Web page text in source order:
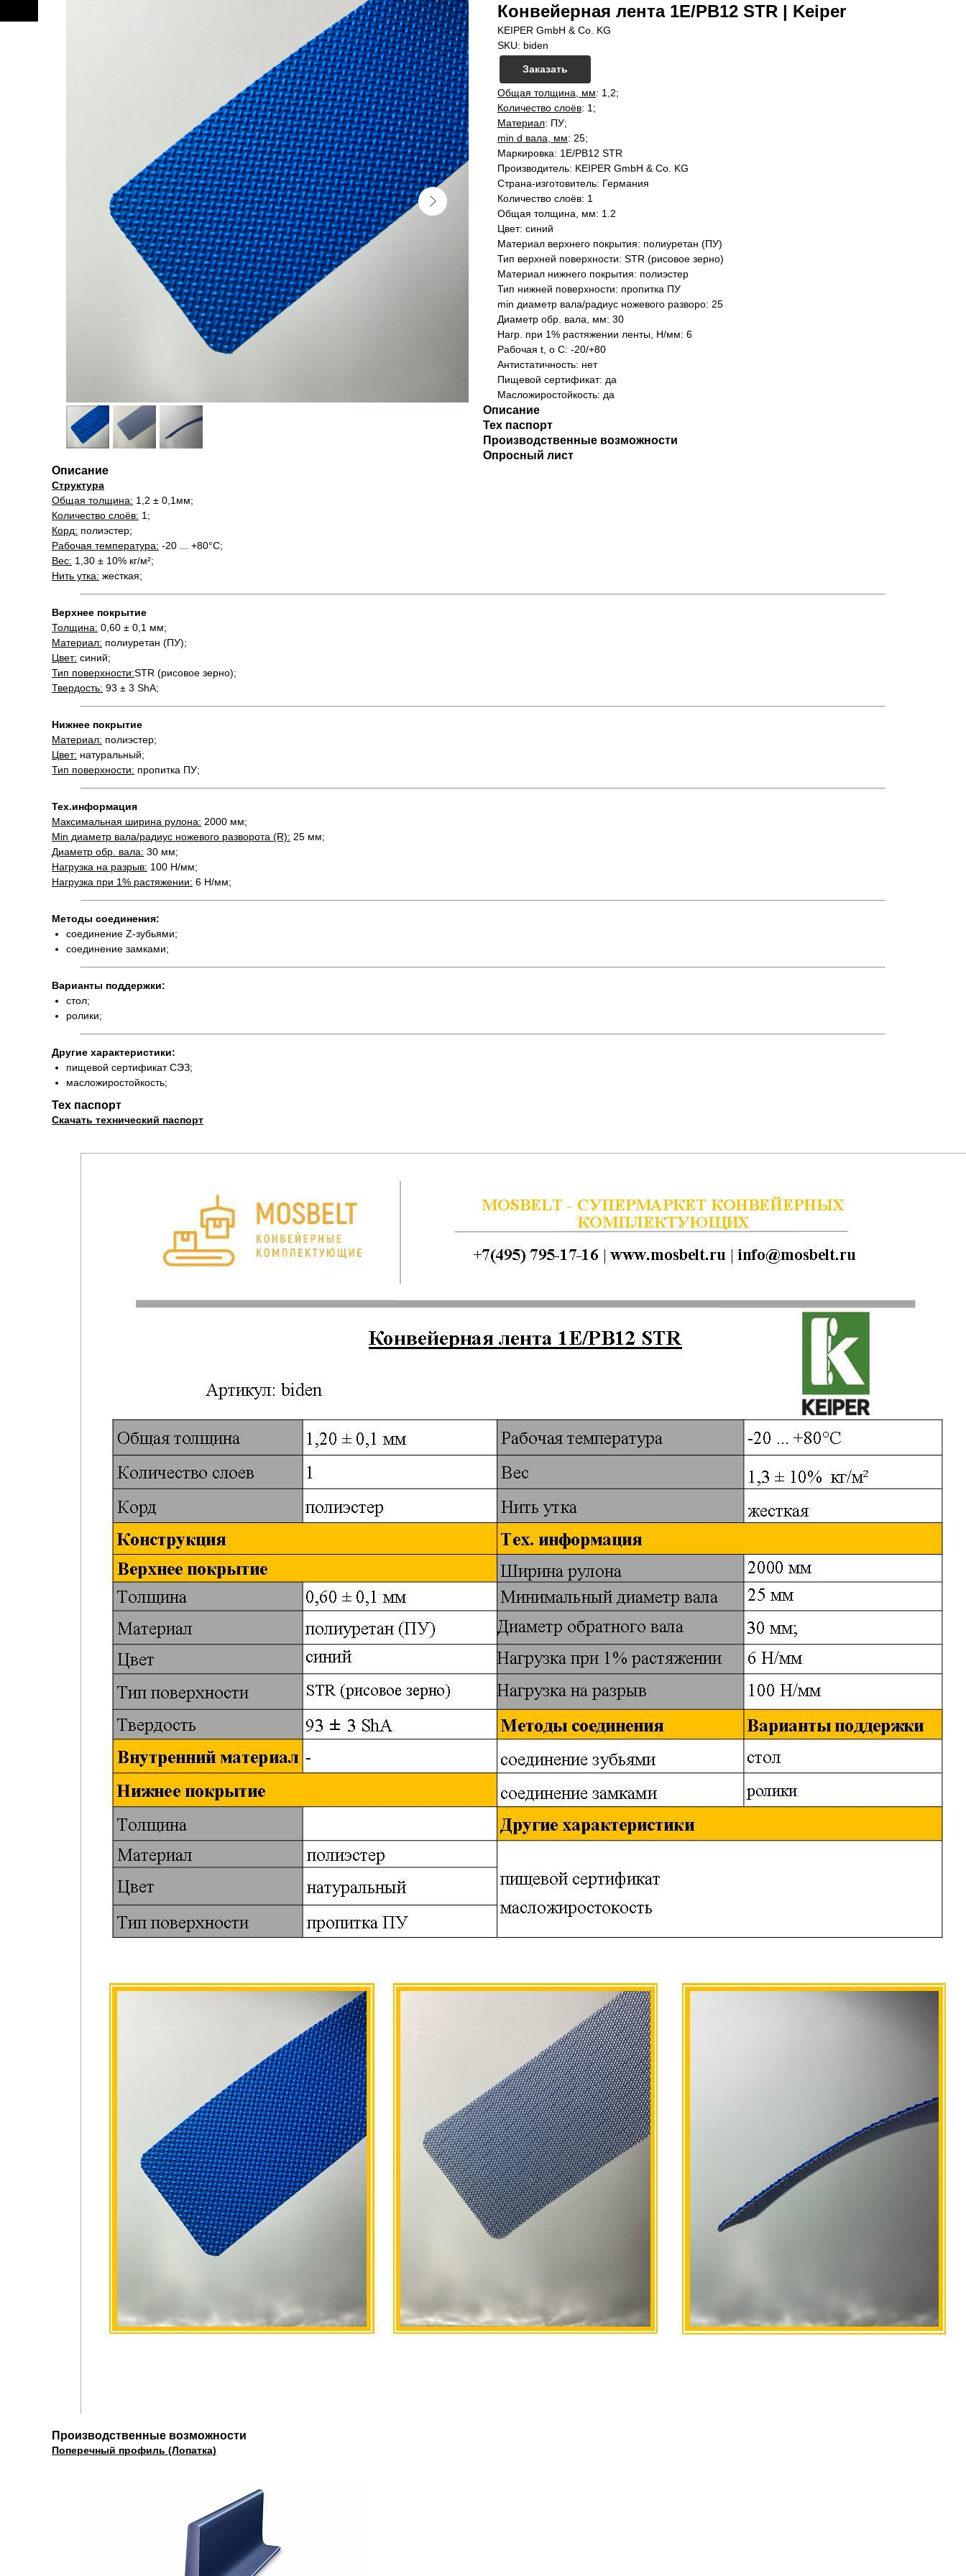
Конвейерная лента 1E/PB12 STR | Keiper
KEIPER GmbH & Co. KG
SKU: biden
Заказать
Общая толщина, мм: 1,2;
Количество слоёв: 1;
Материал: ПУ;
min d вала, мм: 25;
Маркировка: 1E/PB12 STR
Производитель: KEIPER GmbH & Co. KG
Страна-изготовитель: Германия
Количество слоёв: 1
Общая толщина, мм: 1.2
Цвет: синий
Материал верхнего покрытия: полиуретан (ПУ)
Тип верхней поверхности: STR (рисовое зерно)
Материал нижнего покрытия: полиэстер
Тип нижней поверхности: пропитка ПУ
min диаметр вала/радиус ножевого разворо: 25
Диаметр обр. вала, мм: 30
Нагр. при 1% растяжении ленты, Н/мм: 6
Рабочая t, о С: -20/+80
Антистатичность: нет
Пищевой сертификат: да
Масложиростойкость: да
Описание
Тех паспорт
Производственные возможности
Опросный лист
Описание
Структура
Общая толщина: 1,2 ± 0,1мм;
Количество слоёв: 1;
Корд: полиэстер;
Рабочая температура: -20 ... +80°С;
Вес: 1,30 ± 10% кг/м²;
Нить утка: жесткая;
Верхнее покрытие
Толщина: 0,60 ± 0,1 мм;
Материал: полиуретан (ПУ);
Цвет: синий;
Тип поверхности:STR (рисовое зерно);
Твердость: 93 ± 3 ShA;
Нижнее покрытие
Материал: полиэстер;
Цвет: натуральный;
Тип поверхности: пропитка ПУ;
Тех.информация
Максимальная ширина рулона: 2000 мм;
Min диаметр вала/радиус ножевого разворота (R): 25 мм;
Диаметр обр. вала: 30 мм;
Нагрузка на разрыв: 100 Н/мм;
Нагрузка при 1% растяжении: 6 Н/мм;
Методы соединения:
соединение Z-зубьями;
соединение замками;
Варианты поддержки:
стол;
ролики;
Другие характеристики:
пищевой сертификат СЭЗ;
масложиростойкость;
Тех паспорт
Скачать технический паспорт
Производственные возможности
Поперечный профиль (Лопатка)